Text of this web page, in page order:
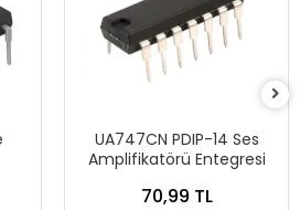
UA747CN PDIP-14 Ses
Amplifikatörü Entegresi
70,99 TL